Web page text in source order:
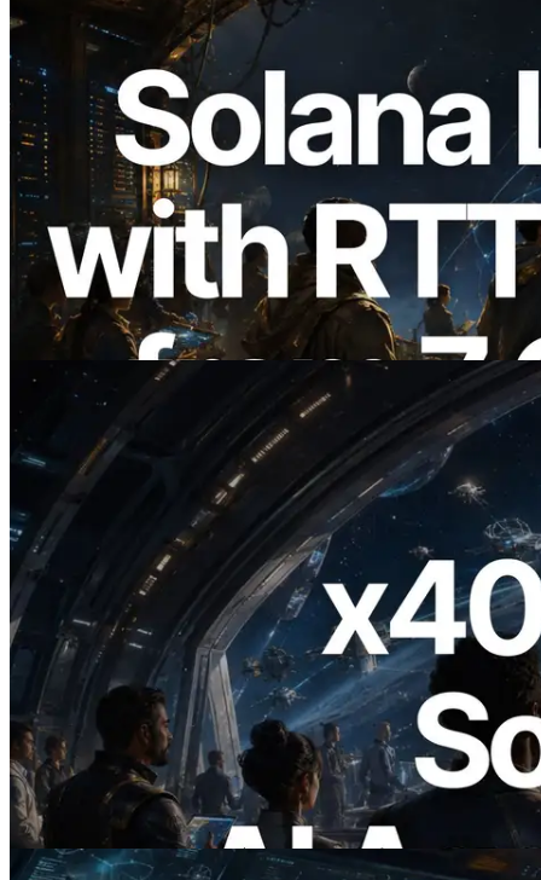
2026.08.05
ERPC, Solana Leader Slot API를 전 세계
7개 리전 ping 측정으로 확장 —
Validators Information API도 공개
이 글 읽기
2026.07.04
ERPC, x402 지원 Solana RPC 공개 — AI
에이전트가 필요한 API에 온디맨드로 결
제하는 시대
이 글 읽기